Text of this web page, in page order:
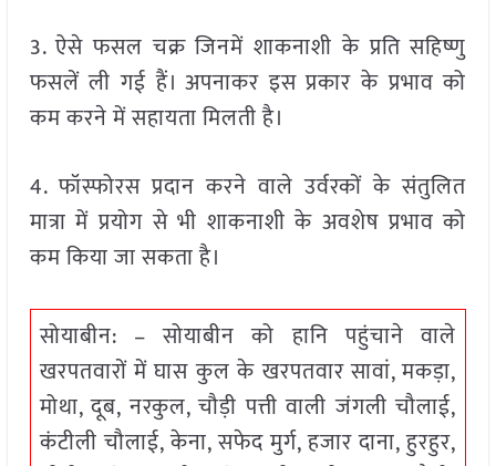
3. ऐसे फसल चक्र जिनमें शाकनाशी के प्रति सहिष्णु
फसलें ली गई हैं। अपनाकर इस प्रकार के प्रभाव को
कम करने में सहायता मिलती है।
4. फॉस्फोरस प्रदान करने वाले उर्वरकों के संतुलित
मात्रा में प्रयोग से भी शाकनाशी के अवशेष प्रभाव को
कम किया जा सकता है।
सोयाबीन: – सोयाबीन को हानि पहुंचाने वाले
खरपतवारों में घास कुल के खरपतवार सावां, मकड़ा,
मोथा, दूब, नरकुल, चौड़ी पत्ती वाली जंगली चौलाई,
कंटीली चौलाई, केना, सफेद मुर्ग, हजार दाना, हुरहुर,